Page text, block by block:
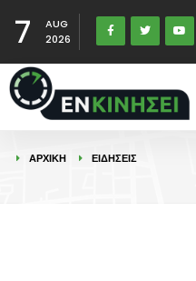
7
AUG
2026
ΑΡΧΙΚΉ ΕΙΔΉΣΕΙΣ